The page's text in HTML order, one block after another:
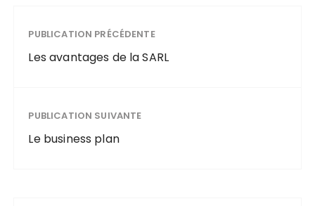
PUBLICATION PRÉCÉDENTE
Les avantages de la SARL
PUBLICATION SUIVANTE
Le business plan